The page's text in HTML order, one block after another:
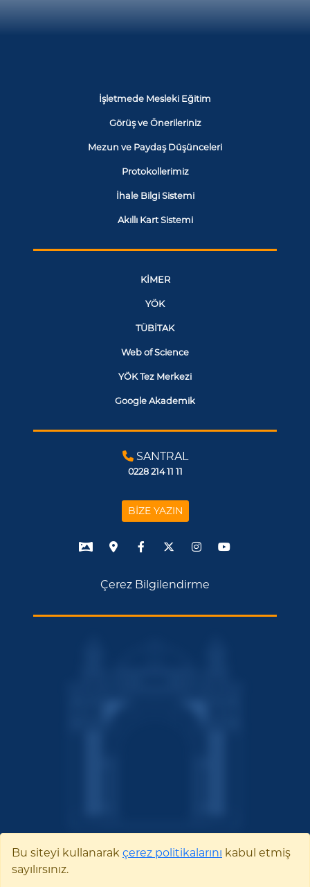
İşletmede Mesleki Eğitim
Görüş ve Önerileriniz
Mezun ve Paydaş Düşünceleri
Protokollerimiz
İhale Bilgi Sistemi
Akıllı Kart Sistemi
KİMER
YÖK
TÜBİTAK
Web of Science
YÖK Tez Merkezi
Google Akademik
SANTRAL
0228 214 11 11
BİZE YAZIN
Çerez Bilgilendirme
Bu siteyi kullanarak çerez politikalarını kabul etmiş
sayılırsınız.